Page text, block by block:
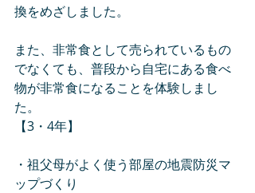
換をめざしました。
また、非常食として売られているもの
でなくても、普段から自宅にある食べ
物が非常食になることを体験しまし
た。
【3・4年】
・祖父母がよく使う部屋の地震防災マ
ップづくり